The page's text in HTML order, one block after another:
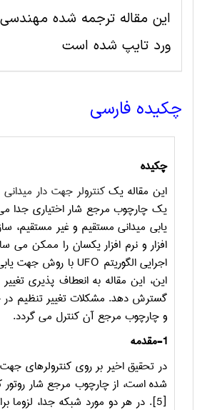
ورد تایپ شده است
چکیده فارسی
چکیده
این مقاله یککنترولر جهت دار میدانی
یک چارچوب مرجع شار اختیاری جدا می
یابی میدانی مستقیم و غیر مستقیم،
افزار و نرم افزار یکسان را ممکن می
اجرایی الگوریتم UFO با روش جهت
این، این مقاله به انعطاف پذیری
گسترش دهد. مشکلات تغییر تنظیم در
و چارچوب مرجع آن کنترل می گردد.
1-مقدمه
در تحقیق اخیر بر روی کنترولرهای
شده است، از چارچوب مرجع شار
[5]. در هر دو مورد شبکه جدا، لزوما